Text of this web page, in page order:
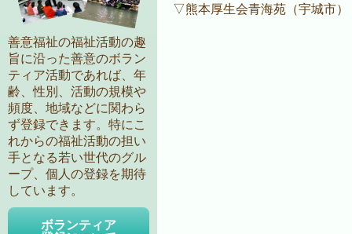
▽熊本厚生会青海苑（宇城市）
善意福祉の福祉活動の趣
旨に沿った善意のボラン
ティア活動であれば、年
齢、性別、活動の規模や
頻度、地域などに関わら
ず登録できます。特にこ
れからの福祉活動の担い
手となる若い世代のグル
ープ、個人の登録を期待
しています。
ボランティア